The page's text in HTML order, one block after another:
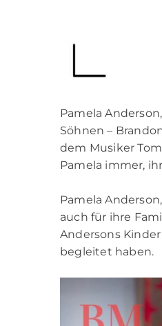
Pamela
Söhnen –
dem Musiker
Pamela immer,
Pamela
auch für ihre
Andersons
begleitet haben.